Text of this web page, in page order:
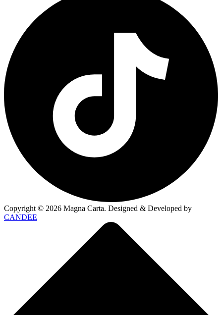
Copyright © 2026 Magna Carta. Designed & Developed by
CANDEE